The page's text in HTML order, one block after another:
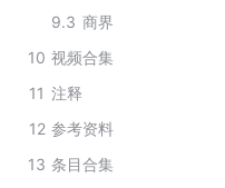
9.3 商界
10 视频合集
11 注释
12 参考资料
13 条目合集